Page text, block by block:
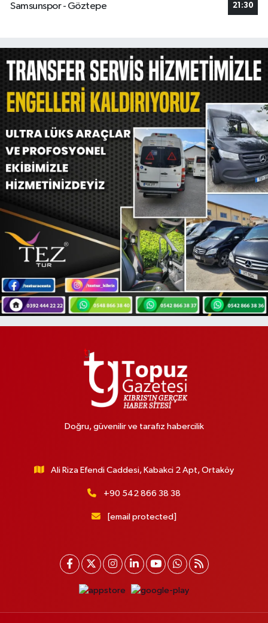
Samsunspor - Göztepe
21:30
Doğru, güvenilir ve tarafız habercilik
Ali Riza Efendi Caddesi, Kabakci 2 Apt, Ortaköy
+90 542 866 38 38
[email protected]